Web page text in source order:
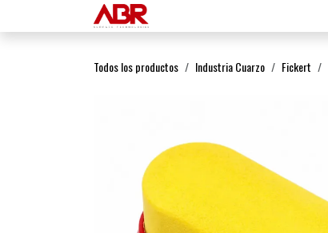
Todos los productos Industria Cuarzo Fickert